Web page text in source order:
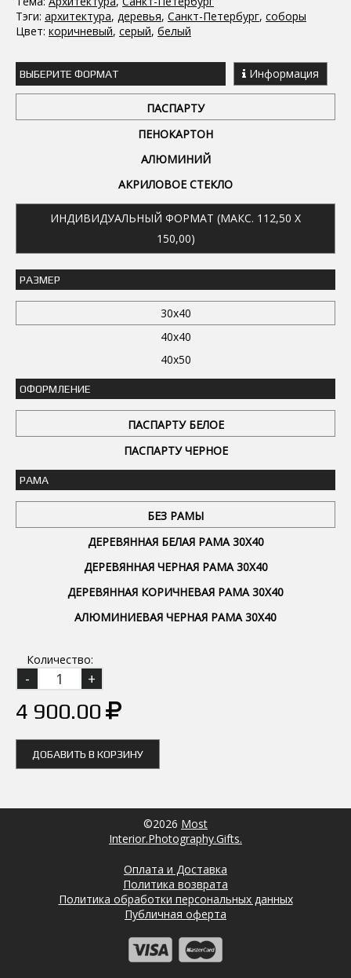
Тэги: архитектура, деревья, Санкт-Петербург, соборы
Цвет: коричневый, серый, белый
ВЫБЕРИТЕ ФОРМАТ Информация
ПАСПАРТУ
ПЕНОКАРТОН
АЛЮМИНИЙ
АКРИЛОВОЕ СТЕКЛО
ИНДИВИДУАЛЬНЫЙ ФОРМАТ (МАКС. 112,50 X
150,00)
РАЗМЕР
30x40
40x40
40x50
ОФОРМЛЕНИЕ
ПАСПАРТУ БЕЛОЕ
ПАСПАРТУ ЧЕРНОЕ
РАМА
БЕЗ РАМЫ
ДЕРЕВЯННАЯ БЕЛАЯ РАМА 30Х40
ДЕРЕВЯННАЯ ЧЕРНАЯ РАМА 30Х40
ДЕРЕВЯННАЯ КОРИЧНЕВАЯ РАМА 30Х40
АЛЮМИНИЕВАЯ ЧЕРНАЯ РАМА 30Х40
Количество:
4 900.00
ДОБАВИТЬ В КОРЗИНУ
©2026 Most
Interior.Photography.Gifts.
Оплата и Доставка
Политика возврата
Политика обработки персональных данных
Публичная оферта